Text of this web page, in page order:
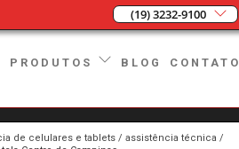
(19) 3232-9100
PRODUTOS BLOG CONTATO
de celulares e tablets
assistência técnica